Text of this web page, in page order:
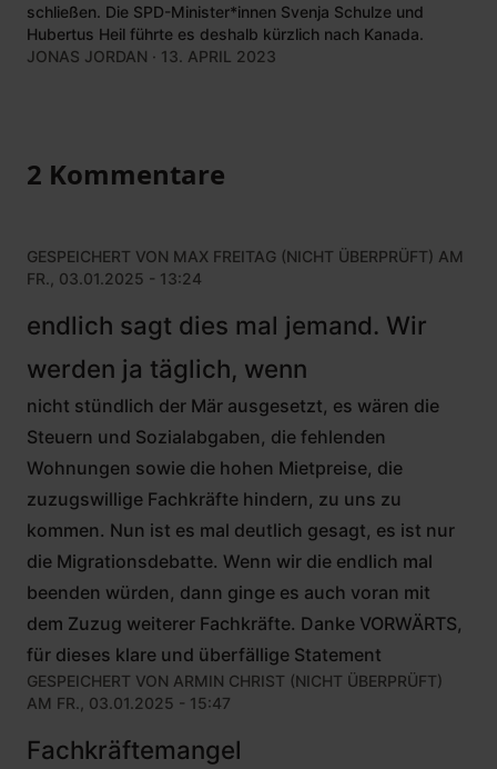
schließen. Die SPD-Minister*innen Svenja Schulze und
Hubertus Heil führte es deshalb kürzlich nach Kanada.
JONAS JORDAN · 13. APRIL 2023
2 Kommentare
GESPEICHERT VON MAX FREITAG (NICHT ÜBERPRÜFT) AM
FR., 03.01.2025 - 13:24
endlich sagt dies mal jemand. Wir
werden ja täglich, wenn
nicht stündlich der Mär ausgesetzt, es wären die
Steuern und Sozialabgaben, die fehlenden
Wohnungen sowie die hohen Mietpreise, die
zuzugswillige Fachkräfte hindern, zu uns zu
kommen. Nun ist es mal deutlich gesagt, es ist nur
die Migrationsdebatte. Wenn wir die endlich mal
beenden würden, dann ginge es auch voran mit
dem Zuzug weiterer Fachkräfte. Danke VORWÄRTS,
für dieses klare und überfällige Statement
GESPEICHERT VON ARMIN CHRIST (NICHT ÜBERPRÜFT)
AM FR., 03.01.2025 - 15:47
Fachkräftemangel